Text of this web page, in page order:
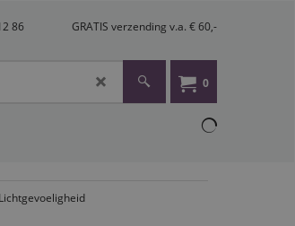
86 GRATIS verzending v.a. € 60,-
0